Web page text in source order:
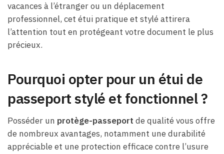
vacances à l’étranger ou un déplacement
professionnel, cet étui pratique et stylé attirera
l’attention tout en protégeant votre document le plus
précieux.
Pourquoi opter pour un étui de
passeport stylé et fonctionnel ?
Posséder un protège-passeport de qualité vous offre
de nombreux avantages, notamment une durabilité
appréciable et une protection efficace contre l’usure